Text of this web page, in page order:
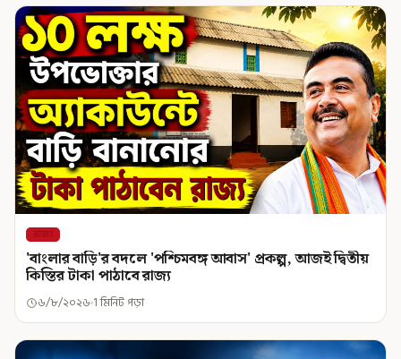
রাজ্য
'বাংলার বাড়ি'র বদলে 'পশ্চিমবঙ্গ আবাস' প্রকল্প, আজই দ্বিতীয়
কিস্তির টাকা পাঠাবে রাজ্য
৬/৮/২০২৬ 1 মিনিট পড়া